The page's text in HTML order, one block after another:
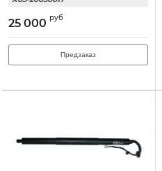
25 000 руб
Предзаказ